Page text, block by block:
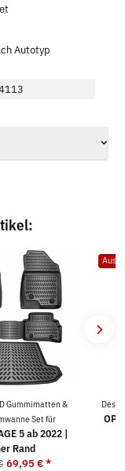
Autotyp
Gummimatten &
Set für
5 ab 2022 |
Rand
69,95 €*